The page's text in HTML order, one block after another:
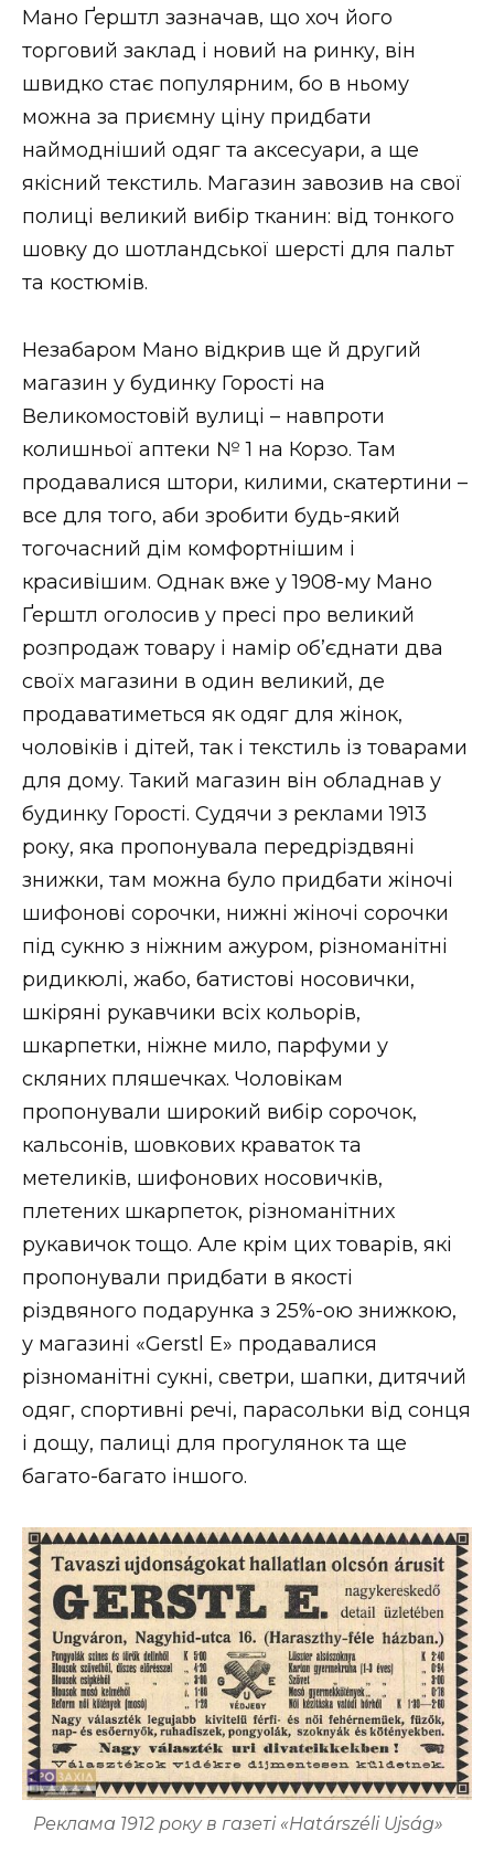
Мано Ґерштл зазначав, що хоч його
торговий заклад і новий на ринку, він
швидко стає популярним, бо в ньому
можна за приємну ціну придбати
наймодніший одяг та аксесуари, а ще
якісний текстиль. Магазин завозив на свої
полиці великий вибір тканин: від тонкого
шовку до шотландської шерсті для пальт
та костюмів.
Незабаром Мано відкрив ще й другий
магазин у будинку Горості на
Великомостовій вулиці – навпроти
колишньої аптеки № 1 на Корзо. Там
продавалися штори, килими, скатертини –
все для того, аби зробити будь-який
тогочасний дім комфортнішим і
красивішим. Однак вже у 1908-му Мано
Ґерштл оголосив у пресі про великий
розпродаж товару і намір об’єднати два
своїх магазини в один великий, де
продаватиметься як одяг для жінок,
чоловіків і дітей, так і текстиль із товарами
для дому. Такий магазин він обладнав у
будинку Горості. Судячи з реклами 1913
року, яка пропонувала передріздвяні
знижки, там можна було придбати жіночі
шифонові сорочки, нижні жіночі сорочки
під сукню з ніжним ажуром, різноманітні
ридикюлі, жабо, батистові носовички,
шкіряні рукавчики всіх кольорів,
шкарпетки, ніжне мило, парфуми у
скляних пляшечках. Чоловікам
пропонували широкий вибір сорочок,
кальсонів, шовкових краваток та
метеликів, шифонових носовичків,
плетених шкарпеток, різноманітних
рукавичок тощо. Але крім цих товарів, які
пропонували придбати в якості
різдвяного подарунка з 25%-ою знижкою,
у магазині «Gerstl E» продавалися
різноманітні сукні, светри, шапки, дитячий
одяг, спортивні речі, парасольки від сонця
і дощу, палиці для прогулянок та ще
багато-багато іншого.
Реклама 1912 року в газеті «Határszéli Ujság»